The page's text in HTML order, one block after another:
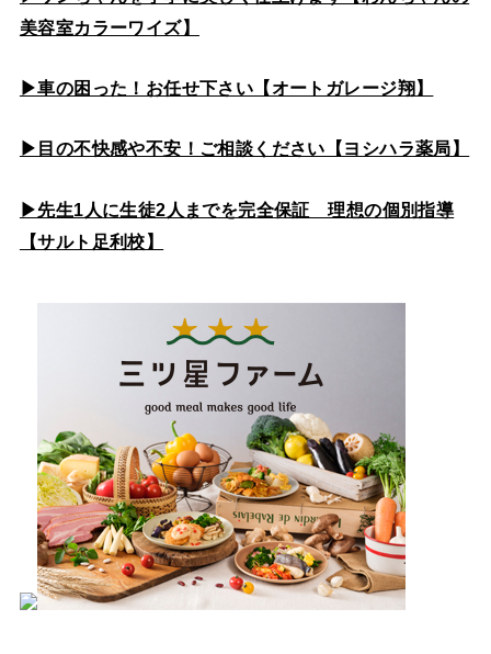
美容室カラーワイズ】
▶車の困った！お任せ下さい【オートガレージ翔】
▶目の不快感や不安！ご相談ください【ヨシハラ薬局】
▶先生1人に生徒2人までを完全保証 理想の個別指導
【サルト足利校】